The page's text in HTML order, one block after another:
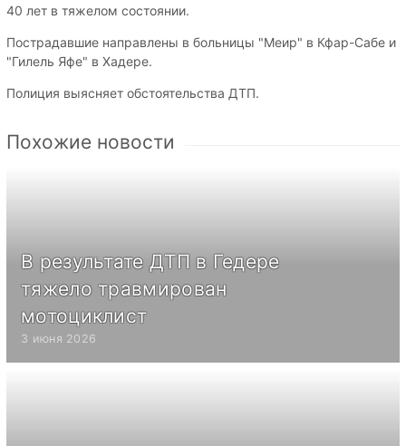
40 лет в тяжелом состоянии.
Пострадавшие направлены в больницы "Меир" в Кфар-Сабе и
"Гилель Яфе" в Хадере.
Полиция выясняет обстоятельства ДТП.
Похожие новости
В результате ДТП в Гедере
тяжело травмирован
мотоциклист
3 июня 2026